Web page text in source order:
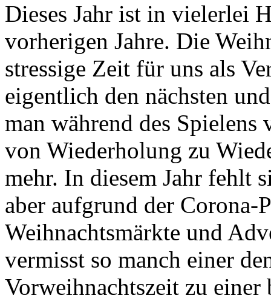
Dieses Jahr ist in vielerlei
vorherigen Jahre. Die
stressige Zeit für uns als
eigentlich den nächsten
man während des
von Wiederholung zu
mehr. In diesem Jahr fehlt
aber aufgrund der Corona-
Weihnachtsmärkte und
vermisst so manch einer
Vorweihnachtszeit zu